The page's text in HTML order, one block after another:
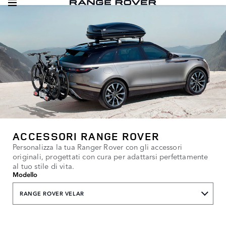
ACCESSORI RANGE ROVER
Personalizza la tua Ranger Rover con gli accessori
originali, progettati con cura per adattarsi perfettamente
al tuo stile di vita.
Modello
RANGE ROVER VELAR